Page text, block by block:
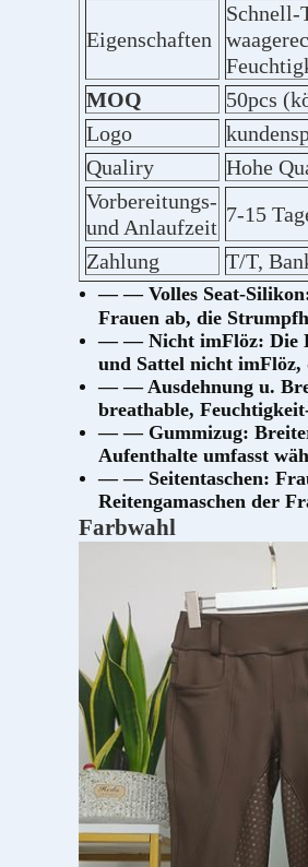
Eigenschaften
Schnell-
MOQ
50pcs
Logo
Qualiry
Hohe
Vorbereitungs-
und Anlaufzeit
7-15
Zahlung
T/T,
— — Volles Seat-
Frauen ab, die
— — Nicht imFlöz: Die
und Sattel nicht
— — Ausdehnung u.
breathable,
— — Gummizug: Breiter
Aufenthalte umfasst
— — Seitentaschen:
Reitengamaschen der
Farbwahl